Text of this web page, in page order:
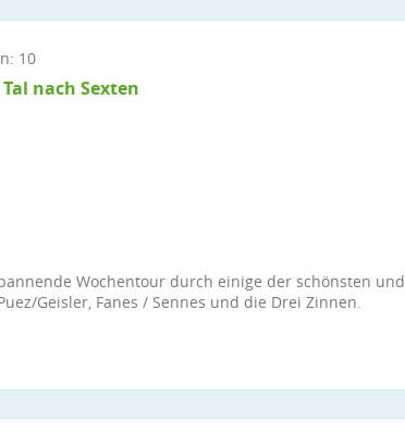
10
nach Sexten
Wochentour durch einige der schönsten und
Geisler, Fanes / Sennes und die Drei Zinnen.